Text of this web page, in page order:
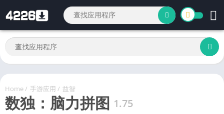
Home/ 手游应用 / 益智
数独：脑力拼图 1.75